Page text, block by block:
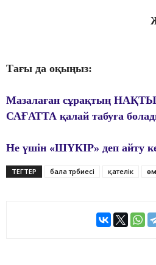
Тағы да оқыңыз:
Мазалаған сұрақтың
САҒАТТА қалай табуға
Не үшін «ШҮКІР» деп айту
ТЕГТЕР бала тәрбиесі қателік